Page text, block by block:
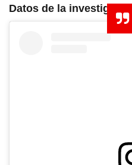
Datos de la investigación